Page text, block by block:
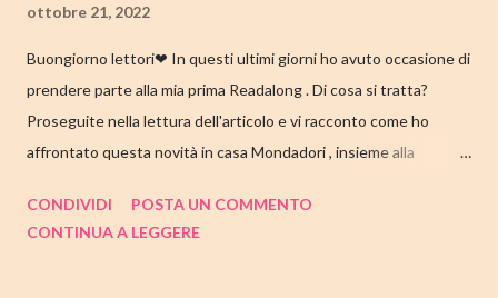
ottobre 21, 2022
Buongiorno lettori❤ In questi ultimi giorni ho avuto occasione di
prendere parte alla mia prima Readalong . Di cosa si tratta?
Proseguite nella lettura dell'articolo e vi racconto come ho
affrontato questa novità in casa Mondadori , insieme alla
ringraziamenti. Nell'articolo di seguito parliamo quindi di " I nostri
CONDIVIDI
POSTA UN COMMENTO
CONTINUA A LEGGERE